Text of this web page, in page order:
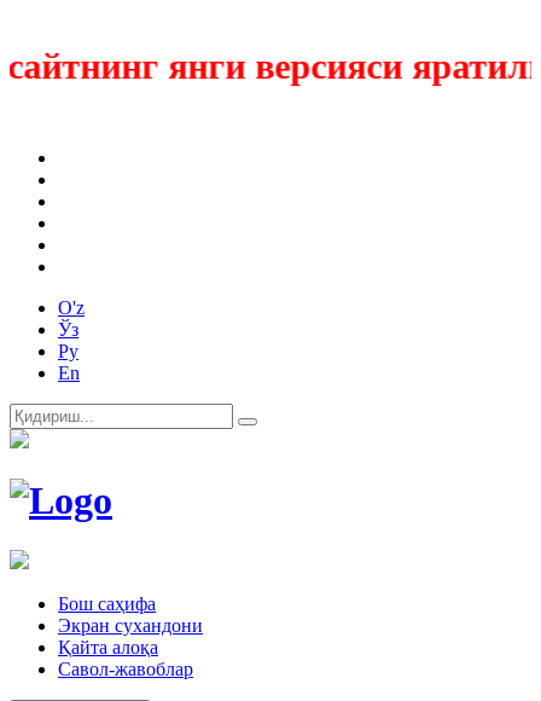
янги версияси
O'z
Ўз
Ру
En
Бош саҳифа
Экран сухандони
Қайта алоқа
Савол-жавоблар